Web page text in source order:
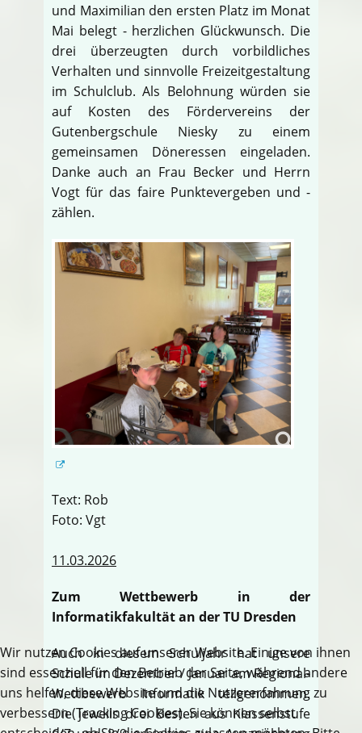
und Maximilian den ersten Platz im Monat
Mai belegt - herzlichen Glückwunsch. Die
drei überzeugten durch vorbildliches
Verhalten und sinnvolle Freizeitgestaltung
im Schulclub. Als Belohnung würden sie
auf Kosten des Fördervereins der
Gutenbergschule Niesky zu einem
gemeinsamen Döneressen eingeladen.
Danke auch an Frau Becker und Herrn
Vogt für das faire Punktevergeben und -
zählen.
Text: Rob
Foto: Vgt
11.03.2026
Zum Wettbewerb in der
Informatikfakultät an der TU Dresden
Auch in diesem Schuljahr hat unsere
Schule im Dezember / Januar am Regional-
Wettbewerb Informatik teilgenommen.
Die jeweils drei Besten aus Klassenstufe
Wir nutzen Cookies auf unserer Website. Einige von ihnen
sind essenziell für den Betrieb der Seite, während andere
uns helfen, diese Website und die Nutzererfahrung zu
verbessern (Tracking Cookies). Sie können selbst